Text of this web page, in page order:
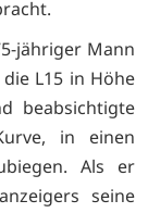
jähriger Mann
L15 in Höhe
beabsichtigte
in einen
Als er
seine